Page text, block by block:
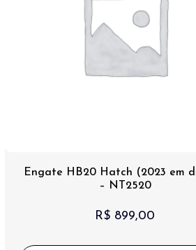
Engate HB20 Hatch (2023 em
– NT2520
R$ 899,00